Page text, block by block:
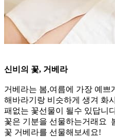
신비의 꽃, 거베라
거베라는 봄,여름에 가장 예쁘
해바라기랑 비슷하게 생겨 화
패없는 꽃선물이 될수 있답니
꽃은 기분을 선물하는거래요
꽃 거베라를 선물해보세요!